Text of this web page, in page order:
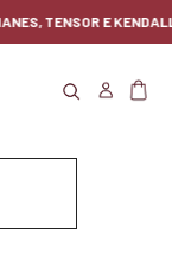
TENSOR E KENDALL.